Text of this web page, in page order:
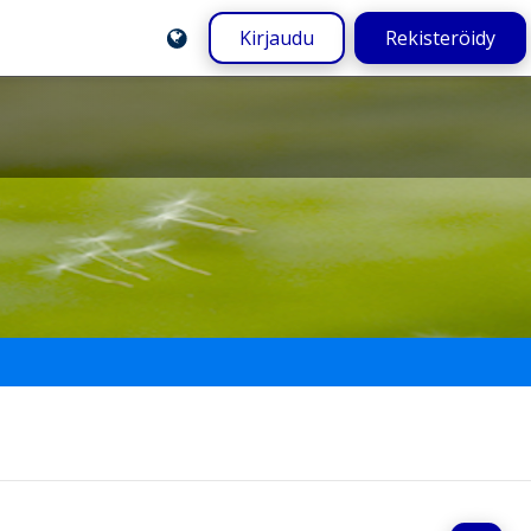
Kirjaudu Rekisteröidy